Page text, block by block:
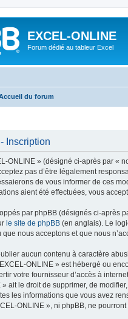
EXCEL-ONLINE
Forum dédié au tableur Excel
du forum
Inscription
ONLINE » (désigné ci-après par «
pas d’être légalement
de vous informer de ces
aient été effectuées, vous
par phpBB (désignés ci-après
le site de phpBB (en anglais). Le
nous acceptons et que nous
aucun contenu à caractère
ONLINE » est hébergé ou
votre fournisseur d’accès à
ait le droit de supprimer, de
les informations que vous avez
ONLINE », ni phpBB, ne